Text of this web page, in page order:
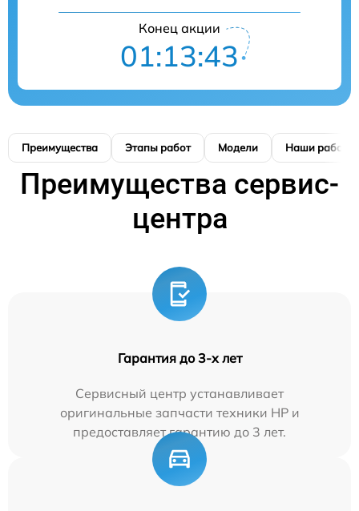
Конец акции
01:13:42
Преимущества Этапы работ Модели Наши работы
Преимущества сервис-
центра
Гарантия до 3-х лет
Сервисный центр устанавливает
оригинальные запчасти техники HP и
предоставляет гарантию до 3 лет.